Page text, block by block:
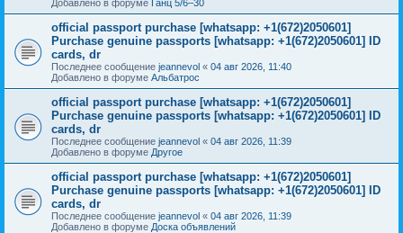
Добавлено в форуме Ганц 5/6–30
official passport purchase [whatsapp: +1(672)2050601]
Purchase genuine passports [whatsapp: +1(672)2050601] ID
cards, dr
Последнее сообщение jeannevol « 04 авг 2026, 11:40
Добавлено в форуме Альбатрос
official passport purchase [whatsapp: +1(672)2050601]
Purchase genuine passports [whatsapp: +1(672)2050601] ID
cards, dr
Последнее сообщение jeannevol « 04 авг 2026, 11:39
Добавлено в форуме Другое
official passport purchase [whatsapp: +1(672)2050601]
Purchase genuine passports [whatsapp: +1(672)2050601] ID
cards, dr
Последнее сообщение jeannevol « 04 авг 2026, 11:39
Добавлено в форуме Доска объявлений